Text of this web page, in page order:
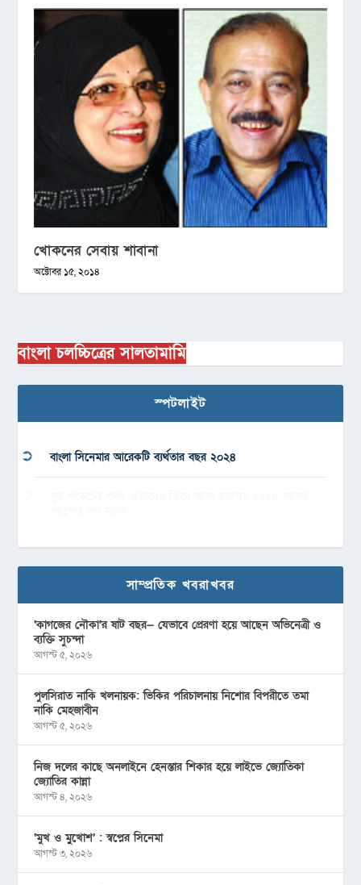
খোকনের সেবায় শাবানা
অক্টোবর ১৫, ২০১৪
বাংলা চলচ্চিত্রের সালতামামি
স্পটলাইট
বাংলা সিনেমার আরেকটি ব্যর্থতার বছর ২০২৪
সাম্প্রতিক খবরাখবর
‘কাগজের নৌকা’র ষাট বছর— যেভাবে প্রেরণা হয়ে আছেন অভিনেত্রী ও
ব্যক্তি সুচন্দা
আগস্ট ৫, ২০২৬
পুলসিরাত নাকি খলনায়ক: ভিকির পরিচালনায় নিশোর বিপরীতে তমা
নাকি মেহজাবীন
আগস্ট ৫, ২০২৬
নিজ দলের কাছে অনলাইনে হেনস্তার শিকার হয়ে লাইভে জ্যোতিকা
জ্যোতির কান্না
আগস্ট ৪, ২০২৬
‘মুখ ও মু্খোশ’ : স্বপ্নের সিনেমা
আগস্ট ৩, ২০২৬